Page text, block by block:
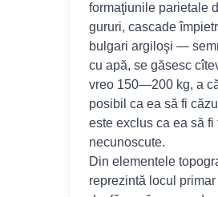
formaţiunile parietale
gururi, cascade
bulgari argiloşi —
cu apă, se găsesc
vreo 150—200 kg, a
posibil ca ea să fi
este exclus ca ea să
necunoscute.
Din elementele
reprezintă locul